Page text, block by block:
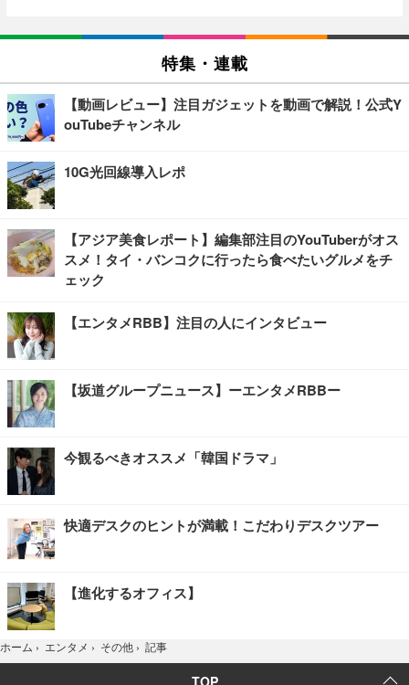
特集・連載
【動画レビュー】注目ガジェットを動画で解説！公式Y
ouTubeチャンネル
10G光回線導入レポ
【アジア美食レポート】編集部注目のYouTuberがオス
スメ！タイ・バンコクに行ったら食べたいグルメをチ
ェック
【エンタメRBB】注目の人にインタビュー
【坂道グループニュース】ーエンタメRBBー
今観るべきオススメ「韓国ドラマ」
快適デスクのヒントが満載！こだわりデスクツアー
【進化するオフィス】
ホーム › エンタメ › その他 › 記事
TOP